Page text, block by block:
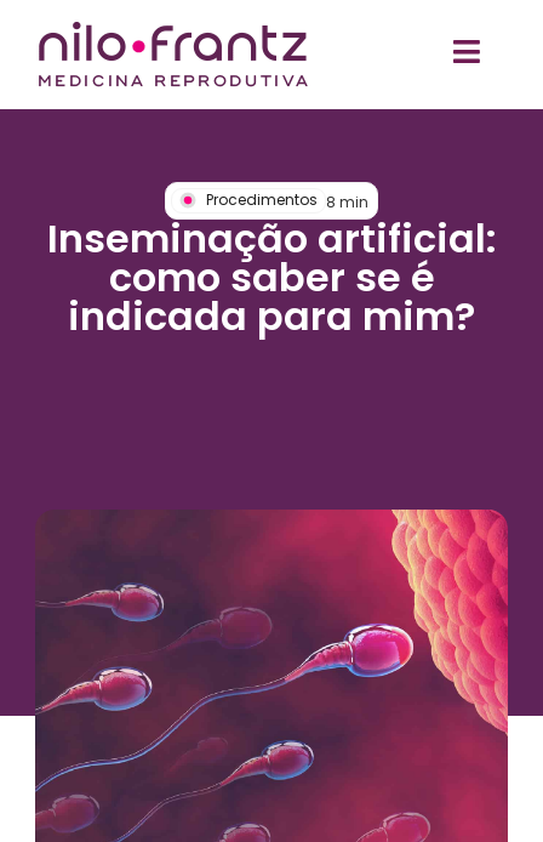
Procedimentos 8 min
Inseminação artificial:
como saber se é
indicada para mim?